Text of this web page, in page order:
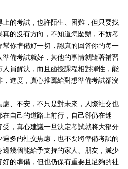
的考試，也許陌生、困難，但只要找
的沒有方向，不知道怎麼辦，不妨考
你準備好一切，認真的回答你的每一
備考試就好，其他的事情就隨著補習
員解決，而且函授課程相對彈性，能
進度，真心推薦給對想準備考試卻沒
、不安，不只是對未來，人際社交也
自己的道路上前行，自己卻仍在迷
，真心建議一旦決定考試就將大部分
多的社交焦慮，也不要將準備考試的
幾個能給予支持的家人、朋友，減少
的準備，但也仍保有重要且足夠的社